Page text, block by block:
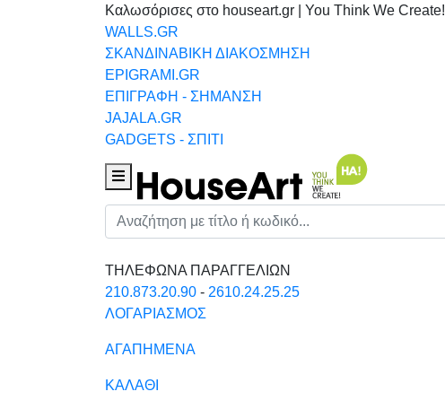
Καλωσόρισες στο houseart.gr | You Think We Create!
WALLS.GR
ΣΚΑΝΔΙΝΑΒΙΚΗ ΔΙΑΚΟΣΜΗΣΗ
EPIGRAMI.GR
ΕΠΙΓΡΑΦΗ - ΣΗΜΑΝΣΗ
JAJALA.GR
GADGETS - ΣΠΙΤΙ
Houseart Menu
Αναζήτηση
ΤΗΛΕΦΩΝΑ ΠΑΡΑΓΓΕΛΙΩΝ
210.873.20.90 - 2610.24.25.25
ΛΟΓΑΡΙΑΣΜΟΣ
ΑΓΑΠΗΜΕΝΑ
ΚΑΛΑΘΙ